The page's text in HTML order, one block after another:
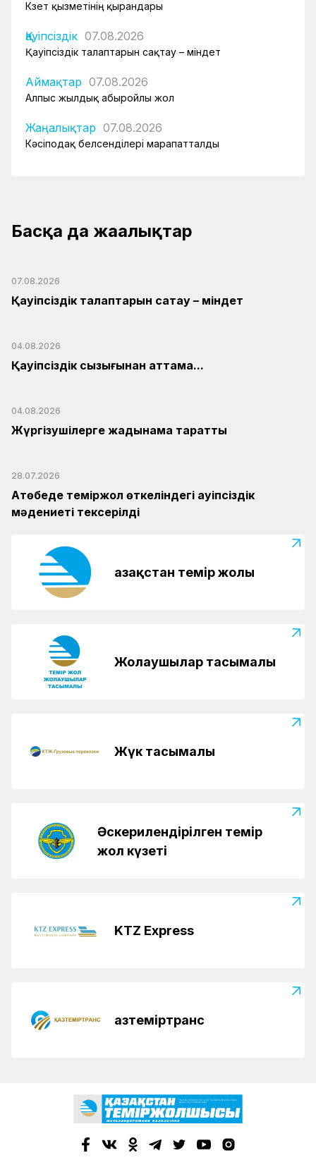
Күзет қызметінің қырандары
Қауіпсіздік 07.08.2026
Қауіпсіздік талаптарын сақтау – міндет
Аймақтар 07.08.2026
Алпыс жылдық абыройлы жол
Жаңалықтар 07.08.2026
Кәсіподақ белсенділері марапатталды
Басқа да жаңалықтар
07.08.2026
Қауіпсіздік талаптарын сақтау – міндет
04.08.2026
Қауіпсіздік сызығынан аттама...
04.08.2026
Жүргізушілерге жадынама таратты
28.07.2026
Ақтөбеде теміржол өткеліндегі қауіпсіздік
мәдениеті тексерілді
Қазақстан темір жолы
Жолаушылар тасымалы
Жүк тасымалы
Әскерилендірілген темір
жол күзеті
KTZ Express
Қазтеміртранс